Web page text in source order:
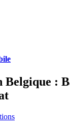
Belgique :